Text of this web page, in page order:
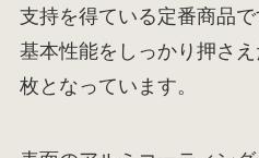
支持を得ている定番商品
基本性能をしっかり押さ
枚となっています。